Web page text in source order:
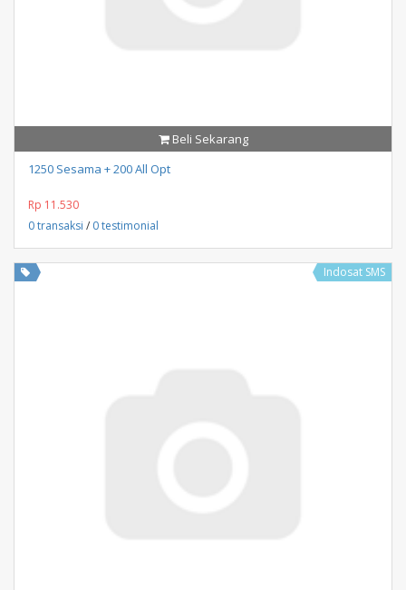
Beli Sekarang
1250 Sesama + 200 All Opt
Rp 11.530
0 transaksi / 0 testimonial
Indosat SMS